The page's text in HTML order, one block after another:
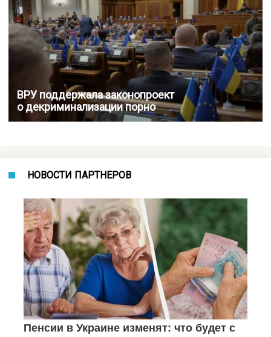
ВРУ поддержала законопроект
о декриминализации порно
НОВОСТИ ПАРТНЕРОВ